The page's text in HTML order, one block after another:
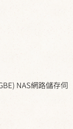
NAS網路儲存伺